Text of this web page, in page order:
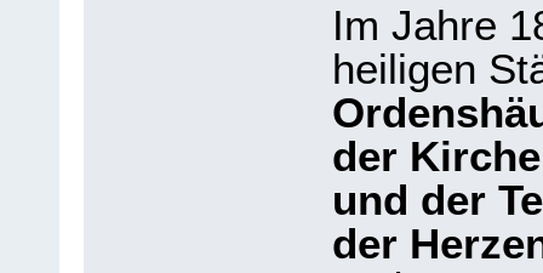
Im Jahre
heiligen
der
und der
der